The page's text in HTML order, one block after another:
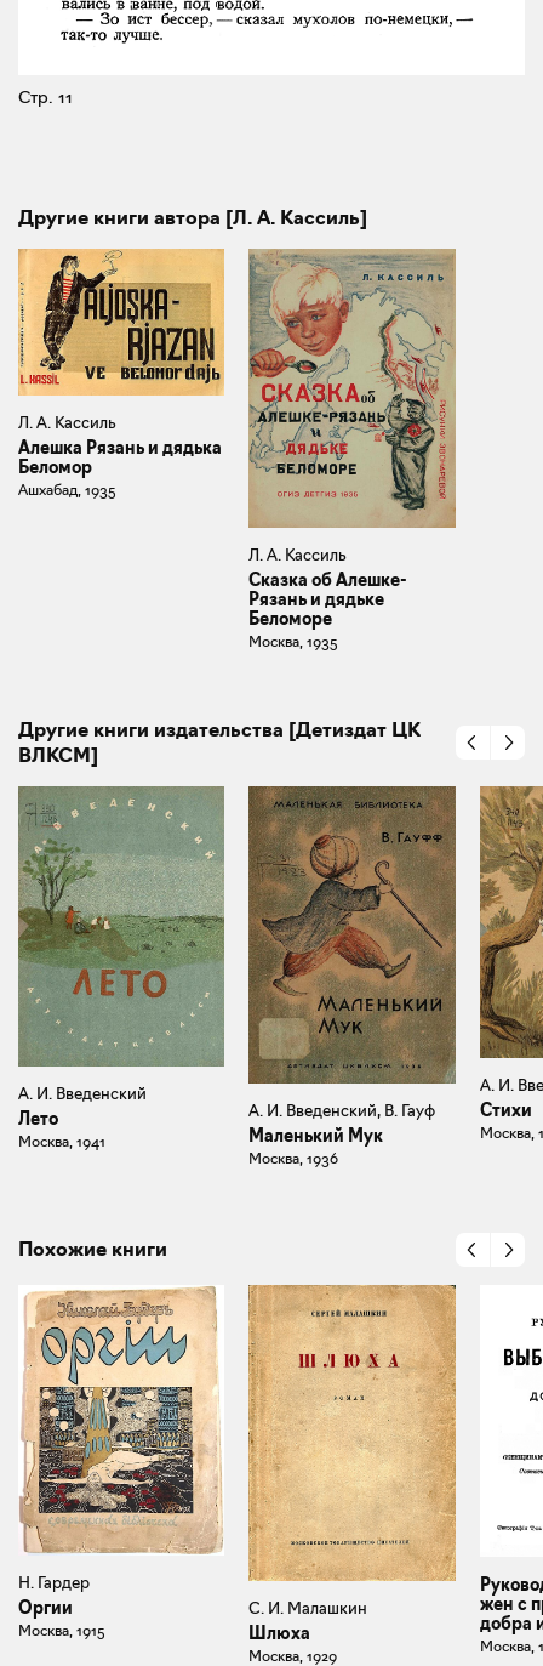
Стр. 11
Другие книги автора [Л. А. Кассиль]
Л. А. Кассиль
Алешка Рязань и дядька
Беломор
Ашхабад, 1935
Л. А. Кассиль
Сказка об Алешке-
Рязань и дядьке
Беломоре
Москва, 1935
Другие книги издательства [Детиздат ЦК
ВЛКСМ]
А. И. Введенский
Лето
Москва, 1941
А. И. Введенский, В. Гауф
Маленький Мук
Москва, 1936
А. И.
Стихи
Москва,
Похожие книги
Н. Гардер
Оргии
Москва, 1915
С. И. Малашкин
Шлюха
Москва, 1929
жен с
добра
Москва,